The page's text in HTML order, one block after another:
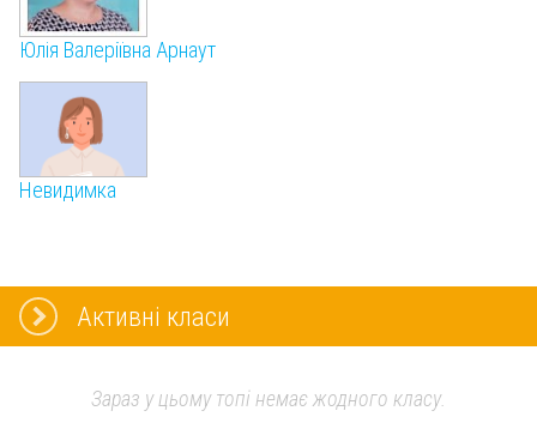
Юлія Валеріївна Арнаут
Невидимка
Активні класи
Зараз у цьому топі немає жодного класу.